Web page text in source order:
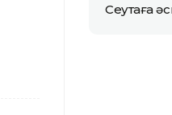
Сеутаға